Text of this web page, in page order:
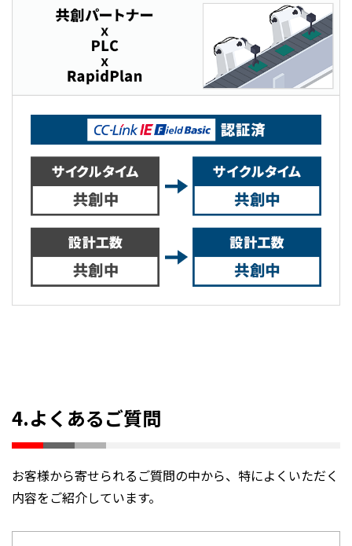
4.よくあるご質問
お客様から寄せられるご質問の中から、特によくいただく
内容をご紹介しています。